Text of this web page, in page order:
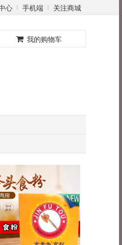
心 手机端 关注商城
我的购物车